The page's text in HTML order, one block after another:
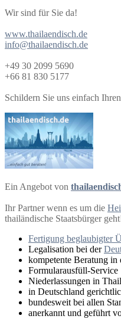
Wir sind für Sie da!
www.thailaendisch.de
info@thailaendisch.de
+49 30 2099 5690
+66 81 830 5177
Schildern Sie uns einfach
Ein Angebot von
Ihr Partner wenn es um die
thailändische Staatsbürger
Fertigung beglaubigter
Legalisation bei der
kompetente Beratung in
Formularausfüll-Service
Niederlassungen in
in Deutschland
bundesweit bei allen
anerkannt und geführt